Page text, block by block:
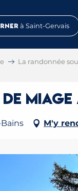
à Saint-Gervais
La randonnée
M'y